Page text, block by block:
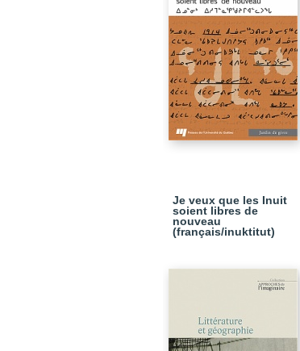
Je veux que les Inuit
soient libres de
nouveau
(français/inuktitut)